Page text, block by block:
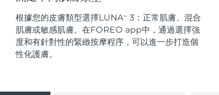
根據您的皮膚類型選擇LUNATM
3：正常肌膚、混合
肌膚或敏感肌膚。在FOREO app中，通過選擇強
度和有針對性的緊緻按摩程序，可以進一步打造個
性化護膚。